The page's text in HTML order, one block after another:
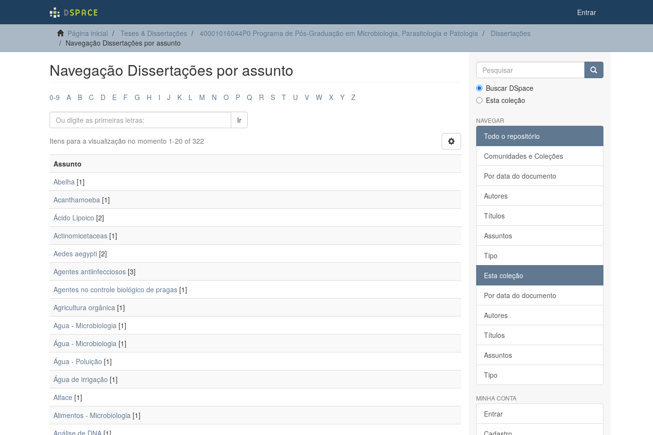
Entrar
Página inicial Teses & Dissertações 40001016044P0 Programa de Pós-Graduação em Microbiologia, Parasitologia e Patologia
Dissertações
Navegação Dissertações por assunto
Navegação Dissertações por assunto
0-9 A B C D E F G H I J K L M N O P Q R S T U V W X Y Z
Ir
Itens para a visualização no momento 1-20 of 322
Assunto
Abelha [1]
Acanthamoeba [1]
Ácido Lipoico [2]
Actinomicetaceas [1]
Aedes aegypti [2]
Agentes antiinfecciosos [3]
Agentes no controle biológico de pragas [1]
Agricultura orgânica [1]
Agua - Microbiologia [1]
Água - Microbiologia [1]
Água - Poluição [1]
Água de irrigação [1]
Alface [1]
Alimentos - Microbiologia [1]
Análise de DNA [1]
Buscar DSpace
Esta coleção
NAVEGAR
Todo o repositório
Comunidades e Coleções
Por data do documento
Autores
Títulos
Assuntos
Tipo
Esta coleção
Por data do documento
Autores
Títulos
Assuntos
Tipo
MINHA CONTA
Entrar